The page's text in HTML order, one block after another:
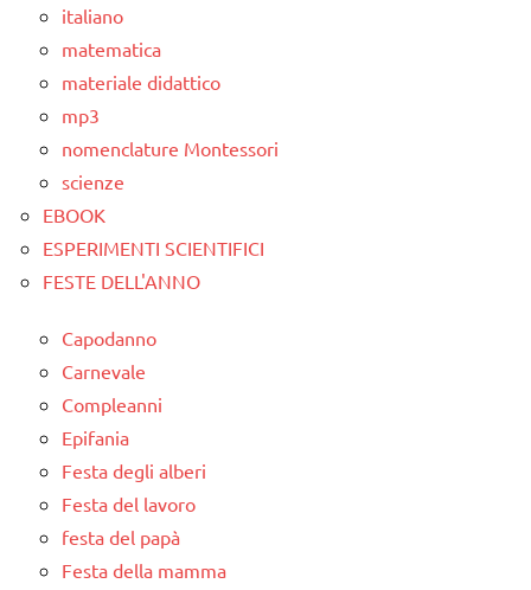
TUTORIAL
TUTTI GLI
ARGOMENTI
PER ETA'
TUTTI GLI
ARTICOLI
LAVORETTI
lavoretti
per
Natale
Natale
papercutting
TUTORIAL
PER ETA'
TUTTI GLI
ARTICOLI
italiano
matematica
materiale didattico
mp3
nomenclature Montessori
scienze
EBOOK
ESPERIMENTI SCIENTIFICI
FESTE DELL'ANNO
Capodanno
Carnevale
Compleanni
Epifania
Festa degli alberi
Festa del lavoro
festa del papà
Festa della mamma